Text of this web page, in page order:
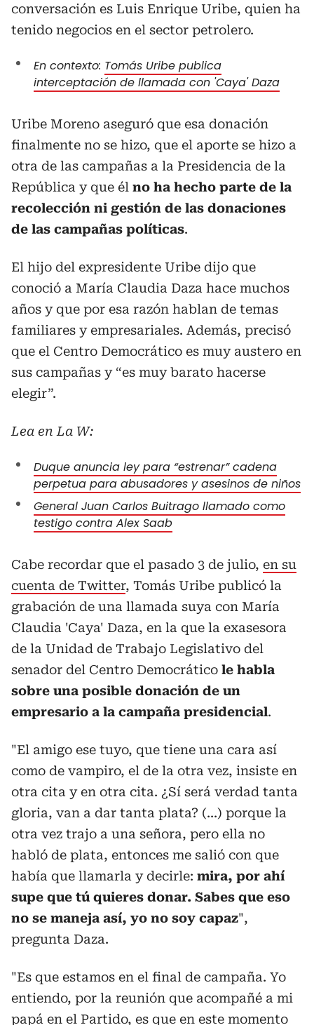
conversación es Luis Enrique Uribe, quien ha
tenido negocios en el sector petrolero.
En contexto: Tomás Uribe publica
interceptación de llamada con 'Caya' Daza
Uribe Moreno aseguró que esa donación
finalmente no se hizo, que el aporte se hizo a
otra de las campañas a la Presidencia de la
República y que él no ha hecho parte de la
recolección ni gestión de las donaciones
de las campañas políticas.
El hijo del expresidente Uribe dijo que
conoció a María Claudia Daza hace muchos
años y que por esa razón hablan de temas
familiares y empresariales. Además, precisó
que el Centro Democrático es muy austero en
sus campañas y “es muy barato hacerse
elegir”.
Lea en La W:
Duque anuncia ley para “estrenar” cadena
perpetua para abusadores y asesinos de niños
General Juan Carlos Buitrago llamado como
testigo contra Alex Saab
Cabe recordar que el pasado 3 de julio, en su
cuenta de Twitter, Tomás Uribe publicó la
grabación de una llamada suya con María
Claudia 'Caya' Daza, en la que la exasesora
de la Unidad de Trabajo Legislativo del
senador del Centro Democrático le habla
sobre una posible donación de un
empresario a la campaña presidencial.
"El amigo ese tuyo, que tiene una cara así
como de vampiro, el de la otra vez, insiste en
otra cita y en otra cita. ¿Sí será verdad tanta
gloria, van a dar tanta plata? (...) porque la
otra vez trajo a una señora, pero ella no
habló de plata, entonces me salió con que
había que llamarla y decirle: mira, por ahí
supe que tú quieres donar. Sabes que eso
no se maneja así, yo no soy capaz",
pregunta Daza.
"Es que estamos en el final de campaña. Yo
entiendo, por la reunión que acompañé a mi
papá en el Partido, es que en este momento